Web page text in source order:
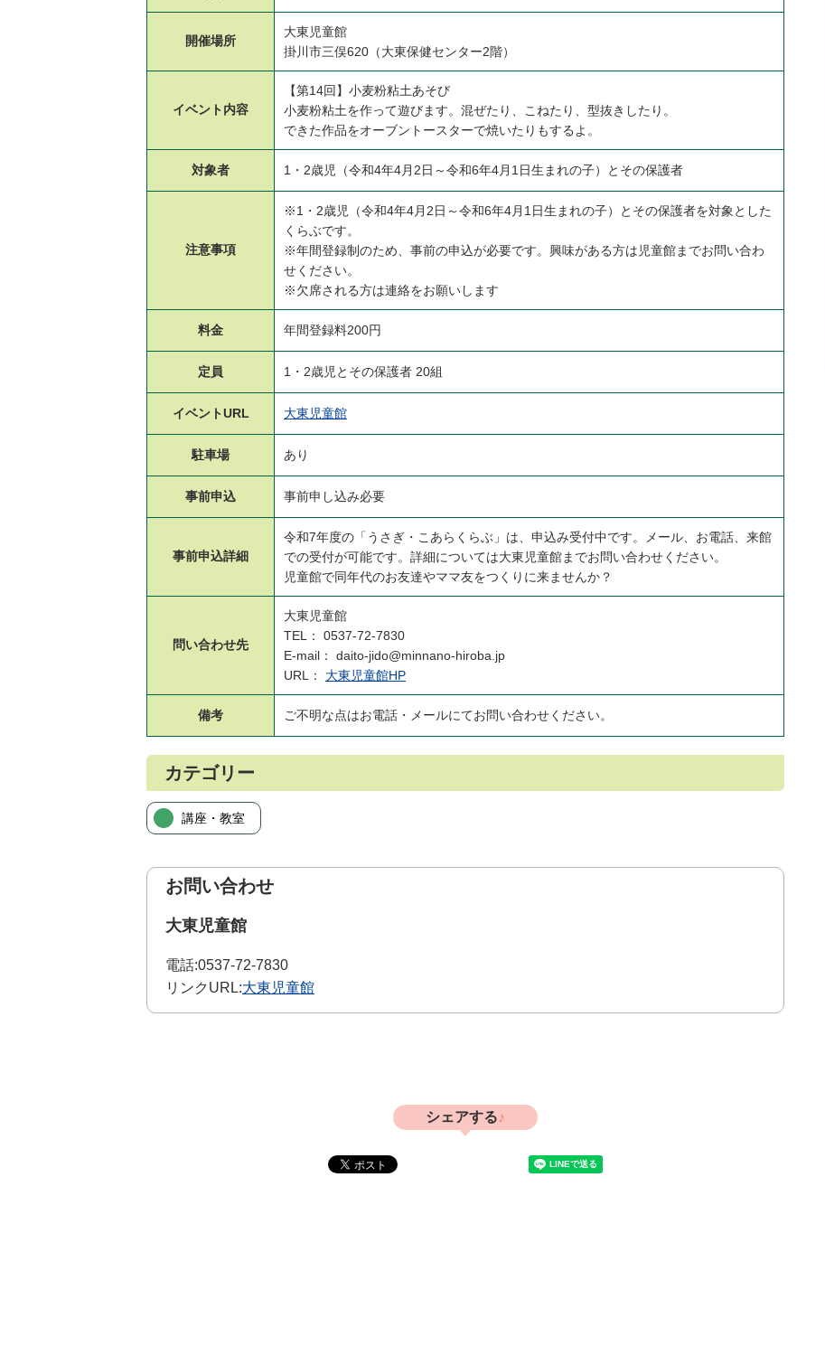
開催場所
大東児童館
掛川市三俣620（大東保健センター2階）
イベント 内容
【第14回】小麦粉粘土あそび
小麦粉粘土を作って遊びます。混ぜたり、こねたり、型抜きしたり。
できた作品をオーブントースターで焼いたりもするよ。
対象者 1・2歳児（令和4年4月2日～令和6年4月1日生まれの子）とその保護者
注意事項
※1・2歳児（令和4年4月2日～令和6年4月1日生まれの子）とその保護者を対象とした
くらぶです。
※年間登録制のため、事前の申込が必要です。興味がある方は児童館までお問い合わ
せください。
※欠席される方は連絡をお願いします
料金 年間登録料200円
定員 1・2歳児とその保護者 20組
イベントURL 大東児童館
駐車場 あり
事前申込 事前申し込み必要
事前申込詳細
令和7年度の「うさぎ・こあらくらぶ」は、申込み受付中です。メール、お電話、来館
での受付が可能です。詳細については大東児童館までお問い合わせください。
児童館で同年代のお友達やママ友をつくりに来ませんか？
問い合わせ先
大東児童館
TEL： 0537-72-7830
E-mail： daito-jido@minnano-hiroba.jp
URL： 大東児童館HP
備考 ご不明な点はお電話・メールにてお問い合わせください。
カテゴリー
講座・教室
お問い合わせ
大東児童館
電話:0537-72-7830
リンクURL:大東児童館
シェアする